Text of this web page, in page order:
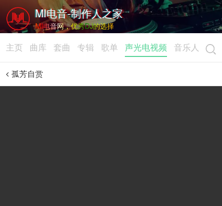
MI电音-制作人之家
MI电音网，优秀DJ的选择
主页 曲库 套曲 专辑 歌单 声光电视频 音乐人
孤芳自赏